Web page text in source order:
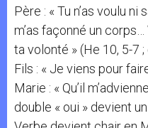
Père : « Tu n’as voulu
m’as façonné un
ta volonté » (He 10, 5-7
Fils : « Je viens pour
Marie : « Qu’il
double « oui » devient